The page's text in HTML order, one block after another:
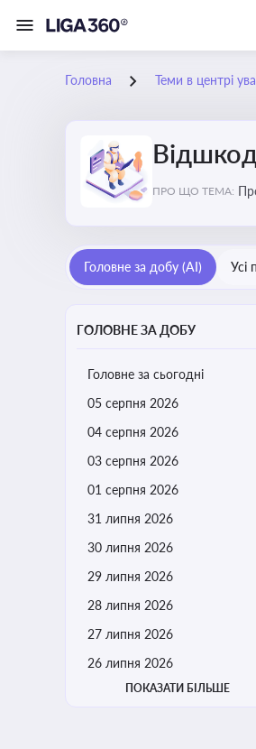
Головна Теми в центрі
ПРО ЩО ТЕМА:
Головне за добу (AI) Усі
ГОЛОВНЕ ЗА ДОБУ
Головне за сьогодні
05 серпня 2026
04 серпня 2026
03 серпня 2026
01 серпня 2026
31 липня 2026
30 липня 2026
29 липня 2026
28 липня 2026
27 липня 2026
26 липня 2026
ПОКАЗАТИ БІЛЬШЕ